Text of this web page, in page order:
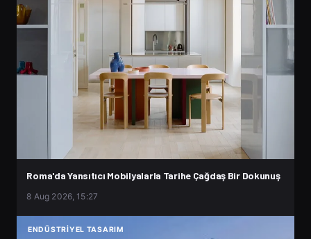
Roma'da Yansıtıcı Mobilyalarla Tarihe Çağdaş Bir Dokunuş
8 Aug 2026, 15:27
ENDÜSTRIYEL TASARIM